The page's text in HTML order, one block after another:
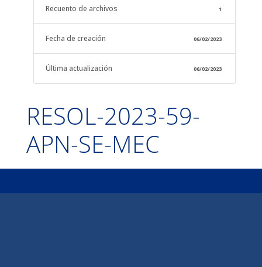
Recuento de archivos 1
Fecha de creación 06/02/2023
Última actualización 06/02/2023
RESOL-2023-59-
APN-SE-MEC